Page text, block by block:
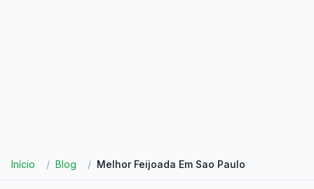
Início / Blog / Melhor Feijoada Em Sao Paulo